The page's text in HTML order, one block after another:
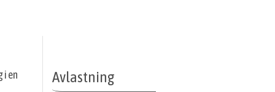
i en Avlastning